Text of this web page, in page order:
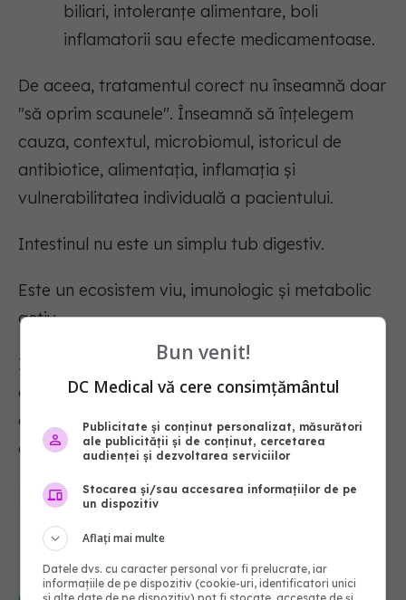
biliari, intoleranțe alimentare, boli
inflamatorii sau efecte medicamentoase.
De aceea, tratamentul corect nu înseamnă doar
"să oprim scaunele". Înseamnă să înțelegem
cauza, contextul, microbiomul, istoricul de
antibiotice, alimentația, inflamația și
vulnerabilitatea individuală a pacientului.
Intestinul nu este un simplu tub digestiv.
Este un ecosistem viu, imunologic și metabolic
activ.
Iar diareea este, uneori, felul în care acest
ecosistem ne spune că și-a pierdut echilibrul",
explică dr. Naomi Ciurea, medic specialist
gastroenterolog, pe pagina sa de Facebook.
diaree intestin flora intestinala microbiom infectii
Bun venit!
DC Medical vă cere consimțământul
Publicitate și conținut personalizat, măsurători
ale publicității și de conținut, cercetarea
audienței și dezvoltarea serviciilor
Stocarea și/sau accesarea informațiilor de pe
un dispozitiv
Aflați mai multe
Datele dvs. cu caracter personal vor fi prelucrate, iar
informațiile de pe dispozitiv (cookie-uri, identificatori unici